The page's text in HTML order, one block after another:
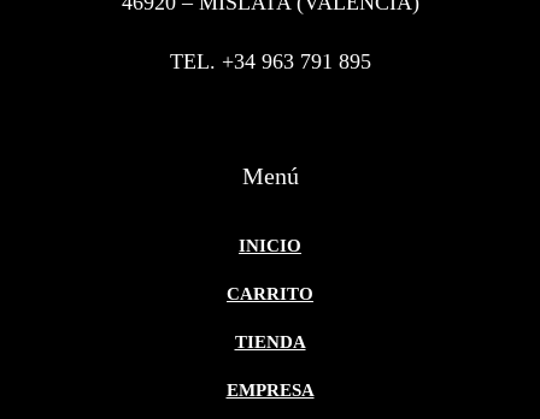
TEL. +34 963 791 895
Menú
INICIO
CARRITO
TIENDA
EMPRESA